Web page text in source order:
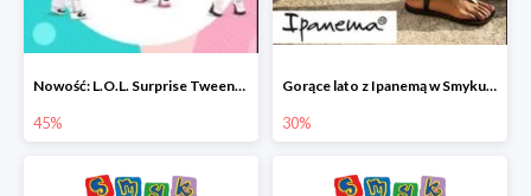
Nowość: L.O.L. Surprise Tweens Doll w Smyku do -45%
45%
Gorące lato z Ipanemą w Smyku do -30%
30%